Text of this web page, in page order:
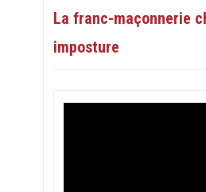
La franc-maçonnerie
imposture